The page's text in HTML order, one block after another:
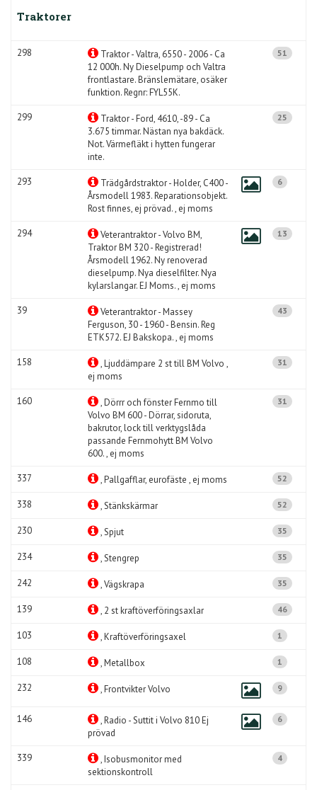
Traktorer
298
Traktor - Valtra, 6550 - 2006 - Ca
12 000h. Ny Dieselpump och Valtra
frontlastare. Bränslemätare, osäker
funktion. Regnr: FYL55K.
51
299
Traktor - Ford, 4610, -89 - Ca
3.675 timmar. Nästan nya bakdäck.
Not. Värmefläkt i hytten fungerar
inte.
25
293
Trädgårdstraktor - Holder, C400 -
Årsmodell 1983. Reparationsobjekt.
Rost finnes, ej prövad. , ej moms
6
294
Veterantraktor - Volvo BM,
Traktor BM 320 - Registrerad!
Årsmodell 1962. Ny renoverad
dieselpump. Nya dieselfilter. Nya
kylarslangar. EJ Moms. , ej moms
13
39
Veterantraktor - Massey
Ferguson, 30 - 1960 - Bensin. Reg
ETK572. EJ Bakskopa. , ej moms
43
158
, Ljuddämpare 2 st till BM Volvo ,
ej moms
31
160
, Dörrr och fönster Fernmo till
Volvo BM 600 - Dörrar, sidoruta,
bakrutor, lock till verktygslåda
passande Fernmohytt BM Volvo
600. , ej moms
31
337 , Pallgafflar, eurofäste , ej moms 52
338 , Stänkskärmar 52
230 , Spjut 35
234 , Stengrep 35
242 , Vägskrapa 35
139 , 2 st kraftöverföringsaxlar 46
103 , Kraftöverföringsaxel 1
108 , Metallbox 1
232 , Frontvikter Volvo 9
146
, Radio - Suttit i Volvo 810 Ej
prövad
6
339
, Isobusmonitor med
sektionskontroll
4